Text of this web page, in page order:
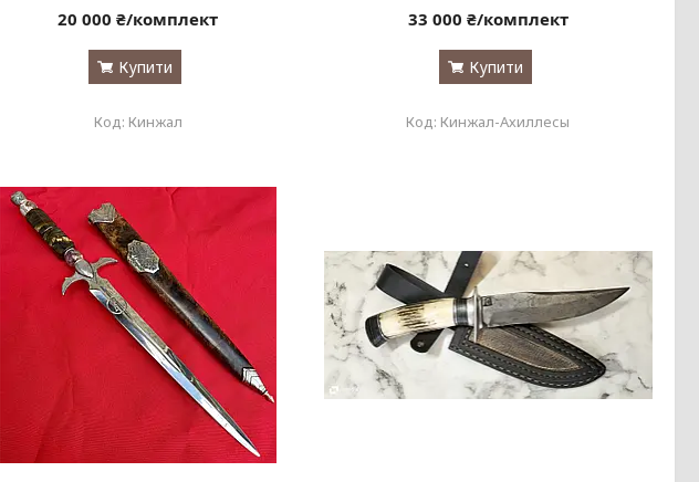
20 000 ₴/комплект
Купити
Кинжал
33 000 ₴/комплект
Купити
Кинжал-Ахиллесы